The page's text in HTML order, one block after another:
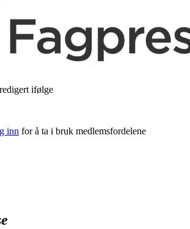
ifølge
inn for å ta i bruk medlemsfordelene